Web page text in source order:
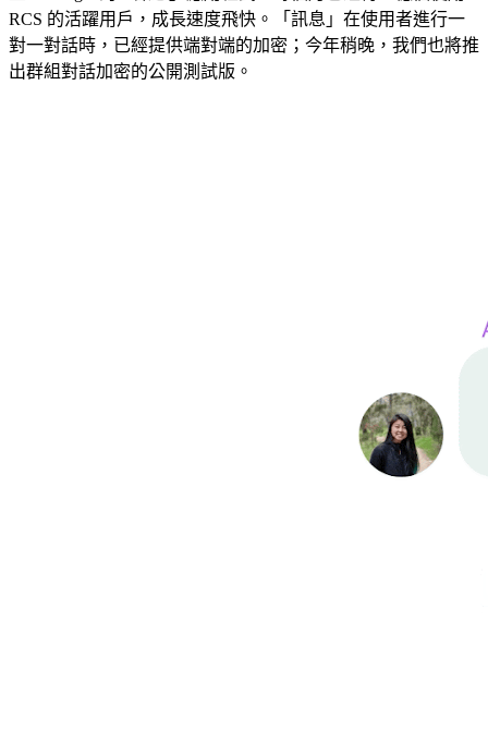
RCS 的活躍用戶，成長速度飛快。「訊息」在使用者進行一
對一對話時，已經提供端對端的加密；今年稍晚，我們也將推
出群組對話加密的公開測試版。